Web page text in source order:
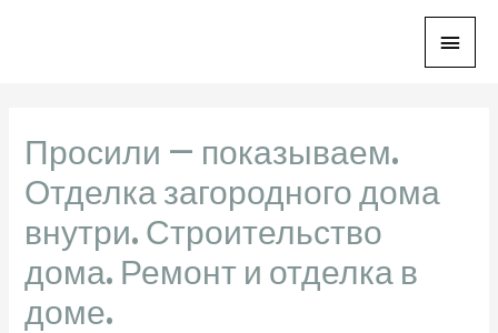
Просили — показываем.
Отделка загородного дома
внутри. Строительство
дома. Ремонт и отделка в
доме.